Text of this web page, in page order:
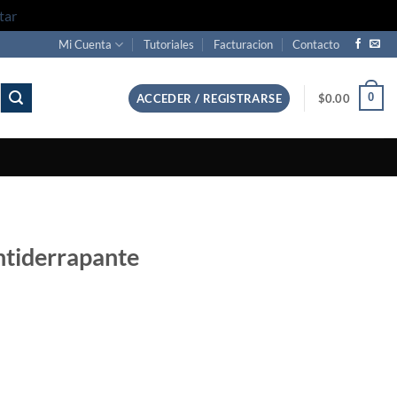
Mi Cuenta Tutoriales Facturacion Contacto
ACCEDER / REGISTRARSE $0.00 0